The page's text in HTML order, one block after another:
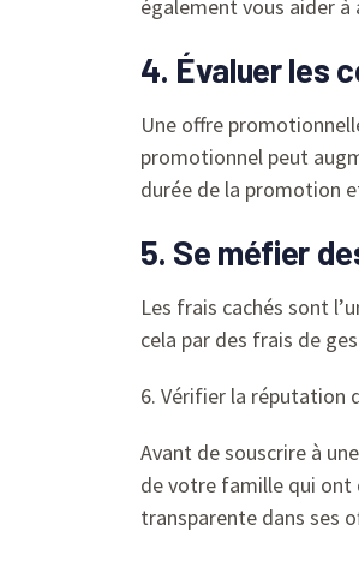
également vous aider
4. Évaluer les
Une offre
promotionnel peut
durée de la promotion
5. Se méfier
Les frais cachés sont
cela par des frais de
6. Vérifier la réputation
Avant de souscrire à
de votre famille qui ont
transparente dans ses